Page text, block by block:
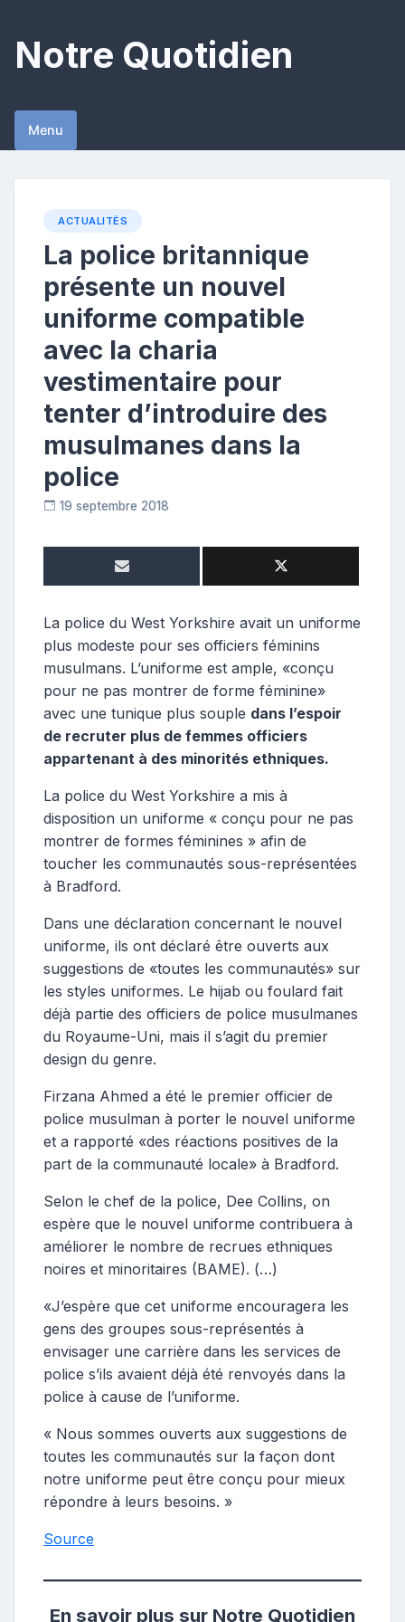
content
Notre Quotidien
Menu
ACTUALITÉS
La police britannique
présente un nouvel
uniforme compatible
avec la charia
vestimentaire pour
tenter d’introduire des
musulmanes dans la
police
19 septembre 2018
o
i
t
r
i
c
e
La police du West Yorkshire avait un uniforme
plus modeste pour ses officiers féminins
musulmans. L’uniforme est ample, «conçu
pour ne pas montrer de forme féminine»
avec une tunique plus souple dans l’espoir
de recruter plus de femmes officiers
appartenant à des minorités ethniques.
La police du West Yorkshire a mis à
disposition un uniforme « conçu pour ne pas
montrer de formes féminines » afin de
toucher les communautés sous-représentées
à Bradford.
Dans une déclaration concernant le nouvel
uniforme, ils ont déclaré être ouverts aux
suggestions de «toutes les communautés» sur
les styles uniformes. Le hijab ou foulard fait
déjà partie des officiers de police musulmanes
du Royaume-Uni, mais il s’agit du premier
design du genre.
Firzana Ahmed a été le premier officier de
police musulman à porter le nouvel uniforme
et a rapporté «des réactions positives de la
part de la communauté locale» à Bradford.
Selon le chef de la police, Dee Collins, on
espère que le nouvel uniforme contribuera à
améliorer le nombre de recrues ethniques
noires et minoritaires (BAME). (…)
«J’espère que cet uniforme encouragera les
gens des groupes sous-représentés à
envisager une carrière dans les services de
police s’ils avaient déjà été renvoyés dans la
police à cause de l’uniforme.
« Nous sommes ouverts aux suggestions de
toutes les communautés sur la façon dont
notre uniforme peut être conçu pour mieux
répondre à leurs besoins. »
Source
En savoir plus sur Notre Quotidien